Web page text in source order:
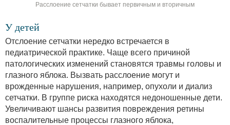
Расслоение сетчатки бывает первичным и вторичным
У детей
Отслоение сетчатки нередко встречается в
педиатрической практике. Чаще всего причиной
патологических изменений становятся травмы головы и
глазного яблока. Вызвать расслоение могут и
врожденные нарушения, например, опухоли и диализ
сетчатки. В группе риска находятся недоношенные дети.
Увеличивают шансы развития повреждения ретины
воспалительные процессы глазного яблока,